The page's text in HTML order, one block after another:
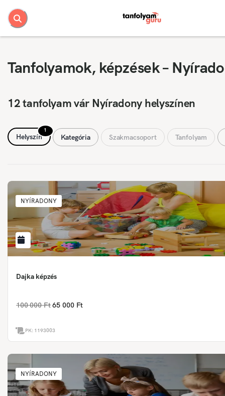
Tanfolyamok, képzések –
12 tanfolyam vár Nyíradony helyszínen
1
Helyszín Kategória Szakmacsoport Tanfolyam
NYÍRADONY
Dajka képzés
100 000 Ft 65 000 Ft
PK: 1193003
NYÍRADONY